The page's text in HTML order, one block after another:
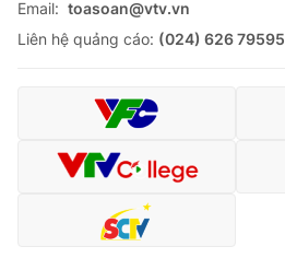
Email: toasoan@vtv.vn
Liên hệ quảng cáo: (024) 626 79595